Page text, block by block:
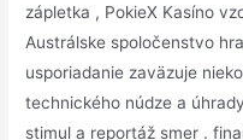
zápletka , PokieX Kasíno
Austrálske spoločenstvo
usporiadanie zaväzuje
technického núdze a
stimul a reportáž smer .